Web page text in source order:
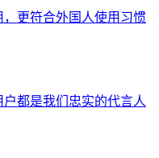
更符合外国人使用习惯
都是我们忠实的代言人